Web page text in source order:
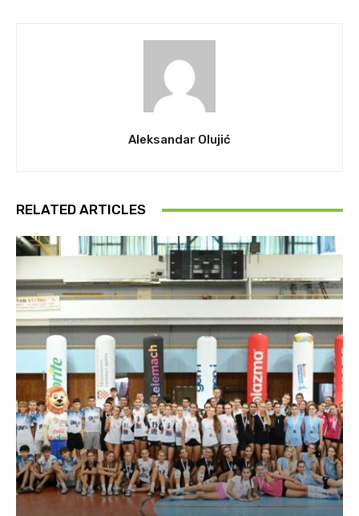
Aleksandar Olujić
RELATED ARTICLES